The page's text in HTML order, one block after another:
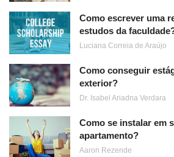
Como escrever uma
estudos da
Luciana Correia de Araújo
Como conseguir
exterior?
Dr. Isabel Ariadna Verdara
Como se instalar em
apartamento?
Aaron Rezende